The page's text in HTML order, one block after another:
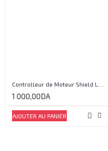
1 000,00DA
AJOUTER AU PANIER